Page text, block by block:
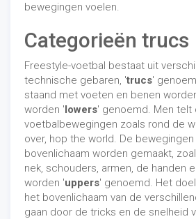
bewegingen voelen.
Categorieën trucs
Freestyle-voetbal bestaat uit
technische gebaren, 'trucs'
staand met voeten en benen
worden ' lowers' genoemd. Men
voetbalbewegingen zoals rond de
over, hop the world. De
bovenlichaam worden gemaakt,
nek, schouders, armen, de handen
worden 'uppers' genoemd. Het
het bovenlichaam van de
gaan door de tricks en de snelheid